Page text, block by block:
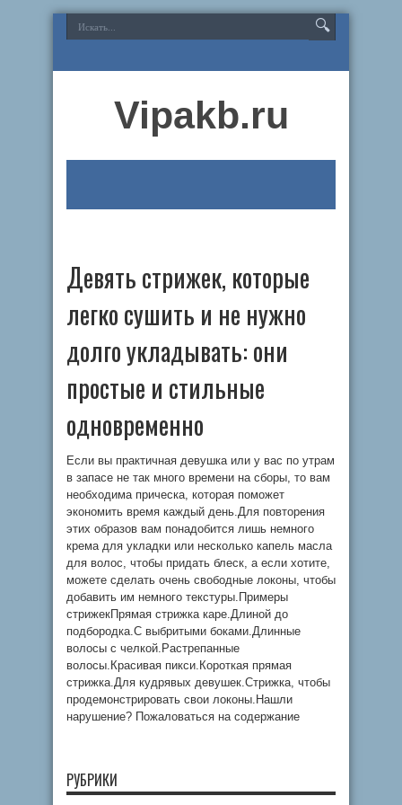
Vipakb.ru
Девять стрижек, которые
легко сушить и не нужно
долго укладывать: они
простые и стильные
одновременно
Если вы практичная девушка или у вас по утрам
в запасе не так много времени на сборы, то вам
необходима прическа, которая поможет
экономить время каждый день.Для повторения
этих образов вам понадобится лишь немного
крема для укладки или несколько капель масла
для волос, чтобы придать блеск, а если хотите,
можете сделать очень свободные локоны, чтобы
добавить им немного текстуры.Примеры
стрижекПрямая стрижка каре.Длиной до
подбородка.С выбритыми боками.Длинные
волосы с челкой.Растрепанные
волосы.Красивая пикси.Короткая прямая
стрижка.Для кудрявых девушек.Стрижка, чтобы
продемонстрировать свои локоны.Нашли
нарушение? Пожаловаться на содержание
РУБРИКИ